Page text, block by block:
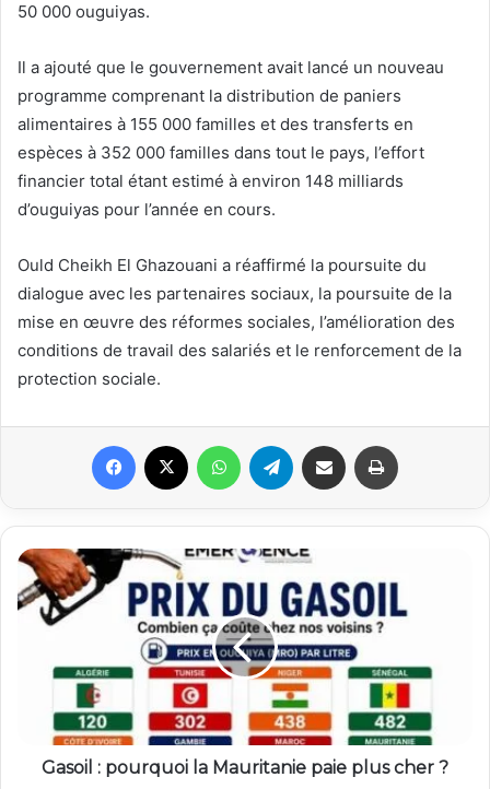
50 000 ouguiyas.
Il a ajouté que le gouvernement avait lancé un nouveau
programme comprenant la distribution de paniers
alimentaires à 155 000 familles et des transferts en
espèces à 352 000 familles dans tout le pays, l’effort
financier total étant estimé à environ 148 milliards
d’ouguiyas pour l’année en cours.
Ould Cheikh El Ghazouani a réaffirmé la poursuite du
dialogue avec les partenaires sociaux, la poursuite de la
mise en œuvre des réformes sociales, l’amélioration des
conditions de travail des salariés et le renforcement de la
protection sociale.
Facebook WhatsAppTelegram Partager par email
Gasoil : pourquoi la Mauritanie paie plus cher ?